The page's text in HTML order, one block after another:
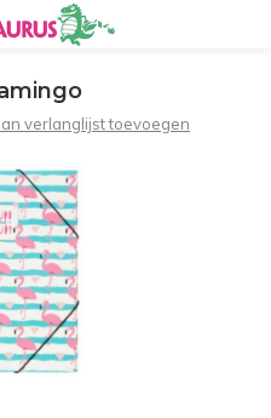
verlanglijst toevoegen